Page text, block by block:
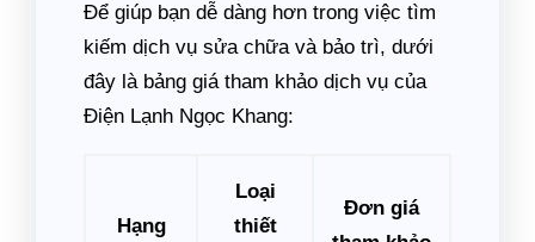
Để giúp bạn dễ dàng hơn trong việc tìm
kiếm dịch vụ sửa chữa và bảo trì, dưới
đây là bảng giá tham khảo dịch vụ của
Điện Lạnh Ngọc Khang:
Hạng
Loại
thiết
Đơn giá